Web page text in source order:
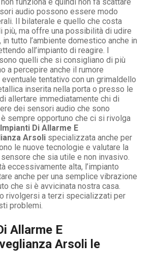
audio possono essere modo
Il bilaterale e quello che costa
più, ma offre una possibilità di udire
in tutto l’ambiente domestico anche in
all’impianto di reagire. I
quelli che si consigliano di più
a percepire anche il rumore
tentativo con un grimaldello
inserita nella porta o presso le
allertare immediatamente chi di
dei sensori audio che sono
sempre opportuno che ci si rivolga
Impianti Di Allarme E
Arsoli specializzata anche per
le nuove tecnologie e valutare la
che sia utile e non invasivo.
eccessivamente alta, l’impianto
anche per una semplice vibrazione
che si è avvicinata nostra casa.
rivolgersi a terzi specializzati per
problemi.
Allarme E
Arsoli le